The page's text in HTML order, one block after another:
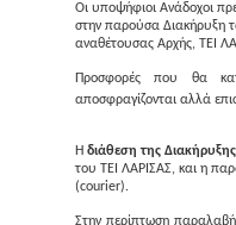
Οι υποψήφιοι Ανάδοχοι
στην παρούσα Διακήρυξη
αναθέτουσας Αρχής, ΤΕΙ
Προσφορές που θα
αποσφραγίζονται αλλά
Η διάθεση της Διακήρυξης
του ΤΕΙ ΛΑΡΙΣΑΣ, και η
(courier).
Στην περίπτωση